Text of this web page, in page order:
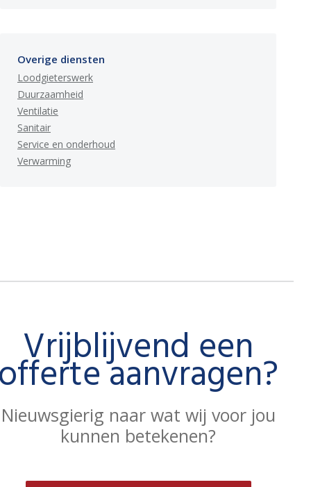
Overige diensten
Loodgieterswerk
Duurzaamheid
Ventilatie
Sanitair
Service en onderhoud
Verwarming
Vrijblijvend een
aanvragen?
Nieuwsgierig naar wat wij voor jou
kunnen betekenen?